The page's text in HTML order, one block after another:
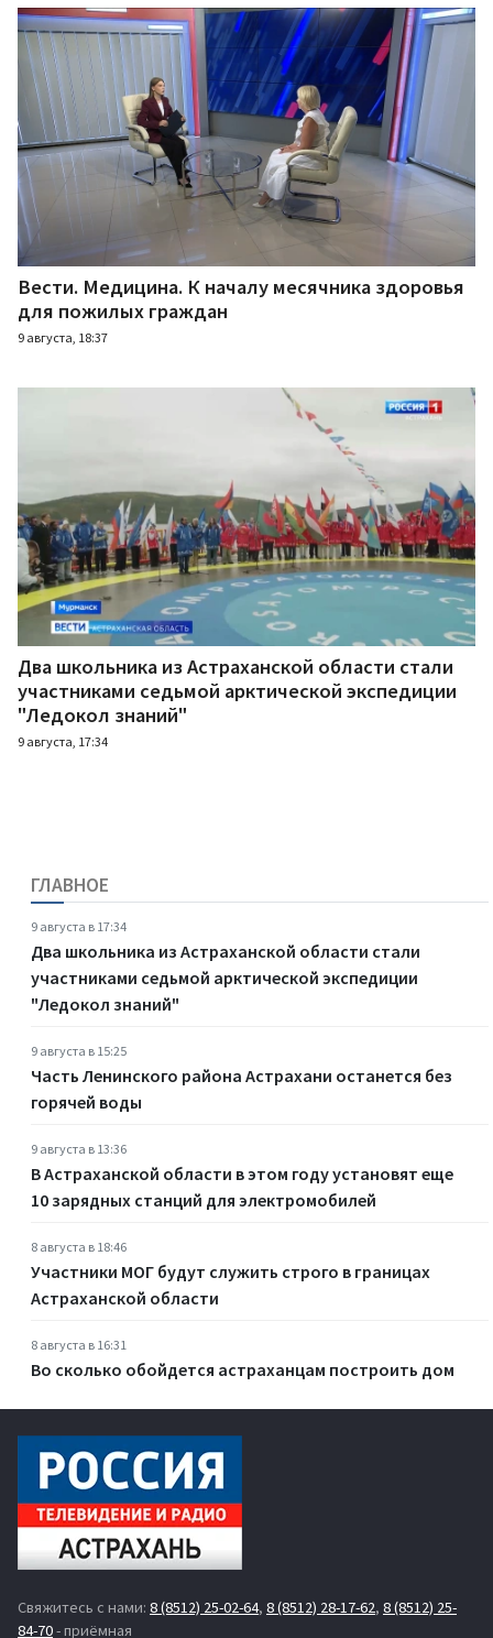
Вести. Медицина. К началу месячника здоровья
для пожилых граждан
9 августа, 18:37
Два школьника из Астраханской области стали
участниками седьмой арктической экспедиции
"Ледокол знаний"
9 августа, 17:34
ГЛАВНОЕ
9 августа в 17:34
Два школьника из Астраханской области стали
участниками седьмой арктической экспедиции
"Ледокол знаний"
9 августа в 15:25
Часть Ленинского района Астрахани останется без
горячей воды
9 августа в 13:36
В Астраханской области в этом году установят еще
10 зарядных станций для электромобилей
8 августа в 18:46
Участники МОГ будут служить строго в границах
Астраханской области
8 августа в 16:31
Во сколько обойдется астраханцам построить дом
Свяжитесь с нами: 8 (8512) 25-02-64, 8 (8512) 28-17-62, 8 (8512) 25-
84-70- приёмная